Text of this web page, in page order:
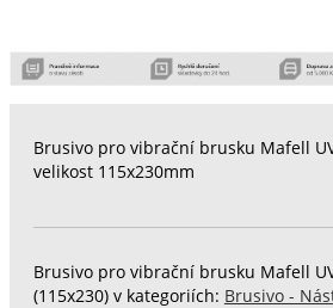
Brusivo pro vibrační brusku Mafell
velikost 115x230mm
Brusivo pro vibrační brusku Mafell
(115x230) v kategoriích: Brusivo -